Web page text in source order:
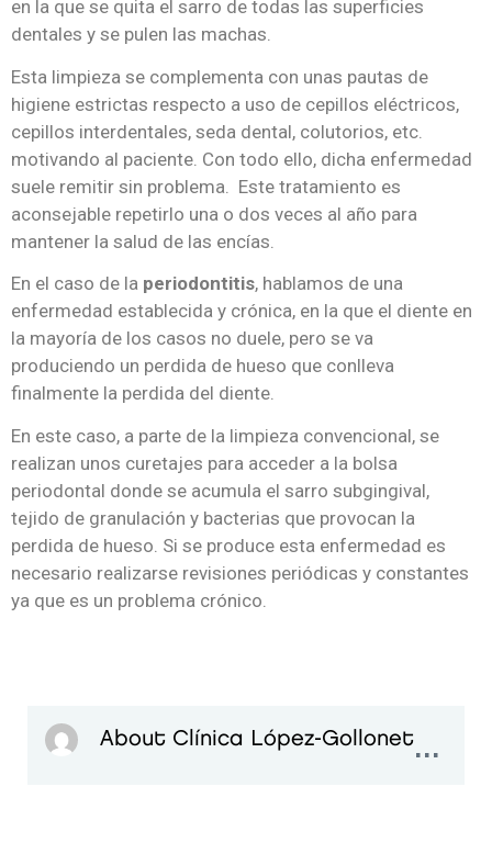
en la que se quita el sarro de todas las superficies
dentales y se pulen las machas.
Esta limpieza se complementa con unas pautas de
higiene estrictas respecto a uso de cepillos eléctricos,
cepillos interdentales, seda dental, colutorios, etc.
motivando al paciente. Con todo ello, dicha enfermedad
suele remitir sin problema. Este tratamiento es
aconsejable repetirlo una o dos veces al año para
mantener la salud de las encías.
En el caso de la periodontitis, hablamos de una
enfermedad establecida y crónica, en la que el diente en
la mayoría de los casos no duele, pero se va
produciendo un perdida de hueso que conlleva
finalmente la perdida del diente.
En este caso, a parte de la limpieza convencional, se
realizan unos curetajes para acceder a la bolsa
periodontal donde se acumula el sarro subgingival,
tejido de granulación y bacterias que provocan la
perdida de hueso. Si se produce esta enfermedad es
necesario realizarse revisiones periódicas y constantes
ya que es un problema crónico.
About Clínica López-Gollonet...